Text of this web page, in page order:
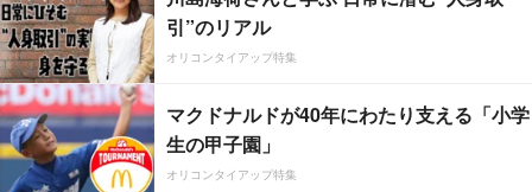
引”のリアル
オリコンタイアップ特集
マクドナルドが40年にわたり支える「小学
生の甲子園」
オリコンタイアップ特集